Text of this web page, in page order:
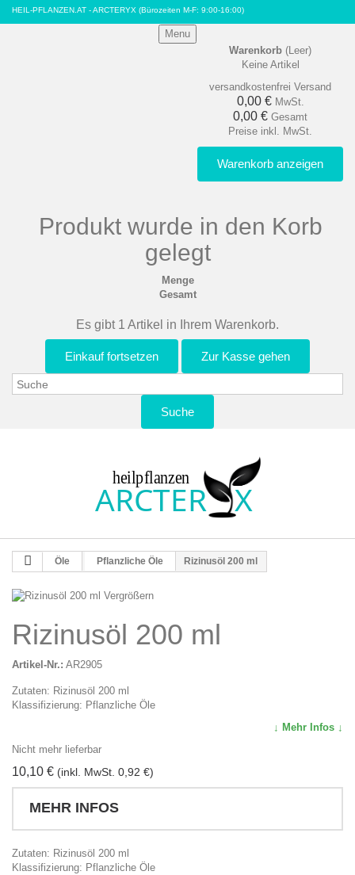
HEIL-PFLANZEN.AT - ARCTERYX (Bürozeiten M-F: 9:00-16:00)
Menu
Warenkorb (Leer)
Keine Artikel
versandkostenfrei Versand
0,00 € MwSt.
0,00 € Gesamt
Preise inkl. MwSt.
Warenkorb anzeigen
Produkt wurde in den Korb
gelegt
Menge
Gesamt
Es gibt 1 Artikel in Ihrem Warenkorb.
Einkauf fortsetzen Zur Kasse gehen
Suche
Öle Pflanzliche Öle Rizinusöl 200 ml
Vergrößern
Rizinusöl 200 ml
Artikel-Nr.: AR2905
Zutaten: Rizinusöl 200 ml
Klassifizierung: Pflanzliche Öle
↓ Mehr Infos ↓
Nicht mehr lieferbar
10,10 € (inkl. MwSt. 0,92 €)
MEHR INFOS
Zutaten: Rizinusöl 200 ml
Klassifizierung: Pflanzliche Öle